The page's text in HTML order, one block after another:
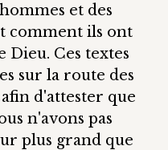
et des
comment ils ont
Dieu. Ces textes
sur la route des
d'attester que
n'avons pas
plus grand que